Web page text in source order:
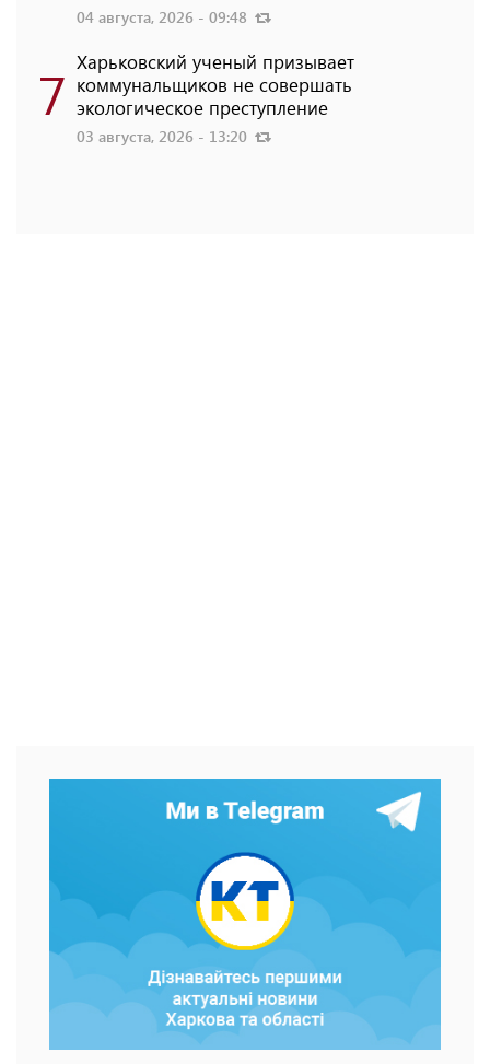
04 августа, 2026 - 09:48
7 Харьковский ученый призывает
коммунальщиков не совершать
экологическое преступление
03 августа, 2026 - 13:20